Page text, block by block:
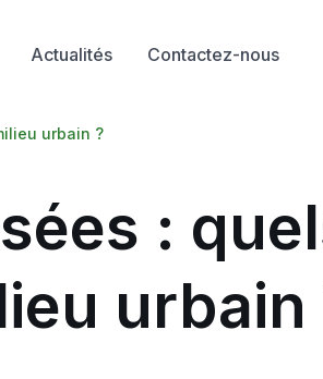
Actualités Contactez-nous
urbain ?
:
urbain